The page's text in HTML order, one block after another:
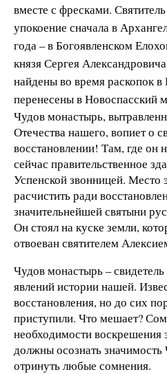
вместе с фресками.
упокоение сначала в
года – в Богоявленском
князя Сергея
найдены во время раскопок в
перенесены в Новоспасский
Чудов монастырь,
Отечества нашего, вопиет о
восстановлении! Там, где он
сейчас правительственное
Успенской звонницей. Место
расчистить ради
значительнейшей святыни
Он стоял на куске земли,
отвоеван святителем
Чудов монастырь –
явлений истории нашей.
восстановления, но до сих
приступили. Что мешает?
необходимости воскрешения
должны осознать
отринуть любые сомнения.